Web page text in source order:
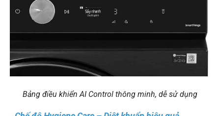
Bảng điều khiển AI Control thông minh, dễ sử dụng